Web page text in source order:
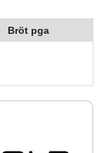
Bröt pga